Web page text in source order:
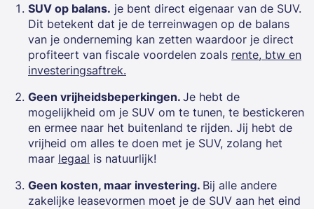
SUV op balans. je bent direct eigenaar van de SUV.
Dit betekent dat je de terreinwagen op de balans
van je onderneming kan zetten waardoor je direct
profiteert van fiscale voordelen zoals rente, btw en
investeringsaftrek.
Geen vrijheidsbeperkingen.Je hebt de
mogelijkheid om je SUV om te tunen, te bestickeren
en ermee naar het buitenland te rijden. Jij hebt de
vrijheid om alles te doen met je SUV, zolang het
maar legaal is natuurlijk!
Geen kosten, maar investering. Bij alle andere
zakelijke leasevormen moet je de SUV aan het eind